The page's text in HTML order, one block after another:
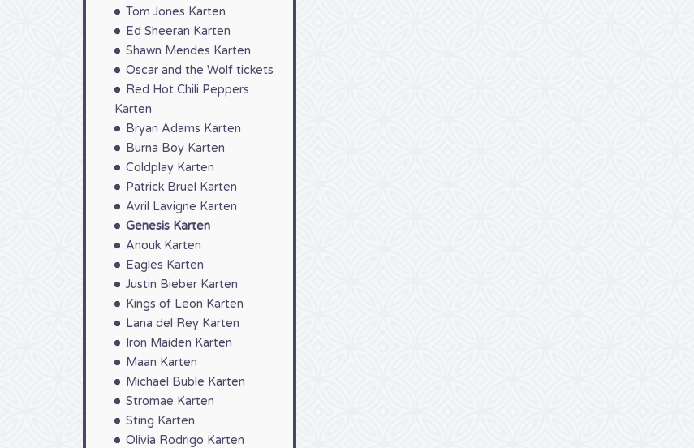
Tom Jones Karten
Ed Sheeran Karten
Shawn Mendes Karten
Oscar and the Wolf tickets
Red Hot Chili Peppers
Karten
Bryan Adams Karten
Burna Boy Karten
Coldplay Karten
Patrick Bruel Karten
Avril Lavigne Karten
Genesis Karten
Anouk Karten
Eagles Karten
Justin Bieber Karten
Kings of Leon Karten
Lana del Rey Karten
Iron Maiden Karten
Maan Karten
Michael Buble Karten
Stromae Karten
Sting Karten
Olivia Rodrigo Karten